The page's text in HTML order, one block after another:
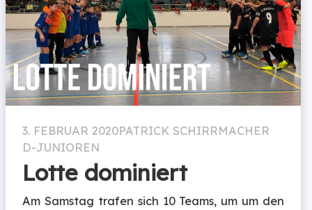
3. FEBRUAR 2020PATRICK SCHIRRMACHER
D-JUNIOREN
Lotte dominiert
Am Samstag trafen sich 10 Teams, um um den